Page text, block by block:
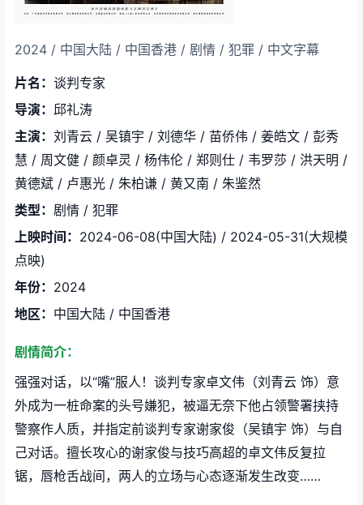
2024 / 中国大陆 / 中国香港 / 剧情 / 犯罪 / 中文字幕
片名： 谈判专家
导演： 邱礼涛
主演： 刘青云 / 吴镇宇 / 刘德华 / 苗侨伟 / 姜皓文 / 彭秀
慧 / 周文健 / 颜卓灵 / 杨伟伦 / 郑则仕 / 韦罗莎 / 洪天明 /
黄德斌 / 卢惠光 / 朱柏谦 / 黄又南 / 朱鉴然
类型： 剧情 / 犯罪
上映时间： 2024-06-08(中国大陆) / 2024-05-31(大规模
点映)
年份： 2024
地区： 中国大陆 / 中国香港
剧情简介：
强强对话，以“嘴”服人！谈判专家卓文伟（刘青云 饰）意
外成为一桩命案的头号嫌犯，被逼无奈下他占领警署挟持
警察作人质，并指定前谈判专家谢家俊（吴镇宇 饰）与自
己对话。擅长攻心的谢家俊与技巧高超的卓文伟反复拉
锯，唇枪舌战间，两人的立场与心态逐渐发生改变……